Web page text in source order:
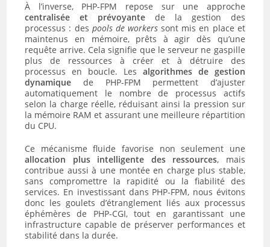
À l’inverse, PHP-FPM repose sur une approche
centralisée et prévoyante de la gestion des
processus : des pools de workers sont mis en place et
maintenus en mémoire, prêts à agir dès qu’une
requête arrive. Cela signifie que le serveur ne gaspille
plus de ressources à créer et à détruire des
processus en boucle. Les algorithmes de gestion
dynamique de PHP-FPM permettent d’ajuster
automatiquement le nombre de processus actifs
selon la charge réelle, réduisant ainsi la pression sur
la mémoire RAM et assurant une meilleure répartition
du CPU.
Ce mécanisme fluide favorise non seulement une
allocation plus intelligente des ressources, mais
contribue aussi à une montée en charge plus stable,
sans compromettre la rapidité ou la fiabilité des
services. En investissant dans PHP-FPM, nous évitons
donc les goulets d’étranglement liés aux processus
éphémères de PHP-CGI, tout en garantissant une
infrastructure capable de préserver performances et
stabilité dans la durée.